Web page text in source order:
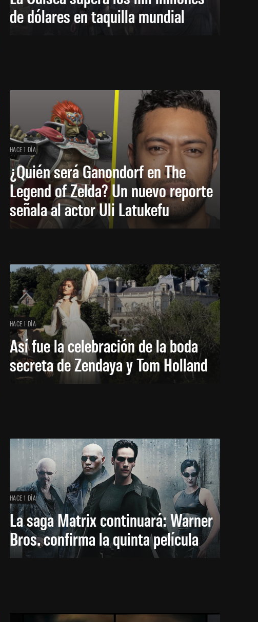
de dólares en taquilla mundial
HACE 1 DÍA
¿Quién será Ganondorf en The
Legend of Zelda? Un nuevo reporte
señala al actor Uli Latukefu
HACE 1 DÍA
Así fue la celebración de la boda
secreta de Zendaya y Tom Holland
HACE 1 DÍA
La saga Matrix continuará: Warner
Bros. confirma la quinta película